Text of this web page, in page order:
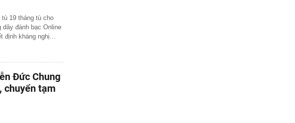
19 tháng tù cho
đánh bạc Online
định kháng nghị…
Đức Chung
chuyển tạm